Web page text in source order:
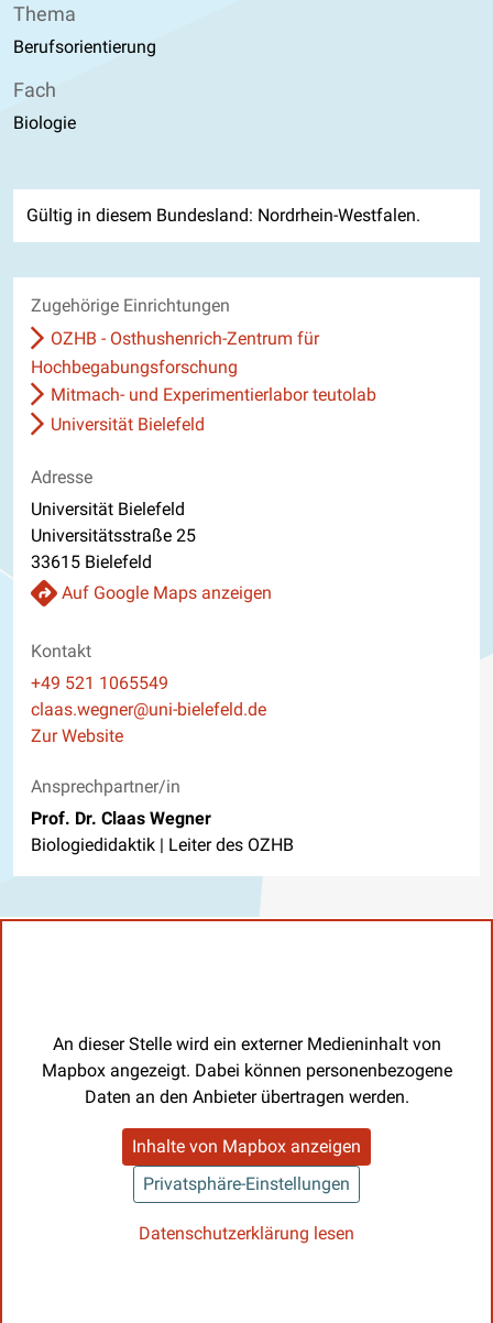
Thema
Berufsorientierung
Fach
Biologie
Gültig in diesem Bundesland: Nordrhein-Westfalen.
Zugehörige Einrichtungen
OZHB - Osthushenrich-Zentrum für
Hochbegabungsforschung
Mitmach- und Experimentierlabor teutolab
Universität Bielefeld
Adresse
Universität Bielefeld
Universitätsstraße 25
33615 Bielefeld
Auf Google Maps anzeigen
Kontakt
Telefon
+49 521 1065549
E-Mail
claas.wegner@uni-bielefeld.de
Website
Zur Website
Ansprechpartner/in
Prof. Dr. Claas Wegner
Biologiedidaktik | Leiter des OZHB
An dieser Stelle wird ein externer Medieninhalt von
Mapbox angezeigt. Dabei können personenbezogene
Daten an den Anbieter übertragen werden.
Inhalte von Mapbox anzeigen
Privatsphäre-Einstellungen
Datenschutzerklärung lesen